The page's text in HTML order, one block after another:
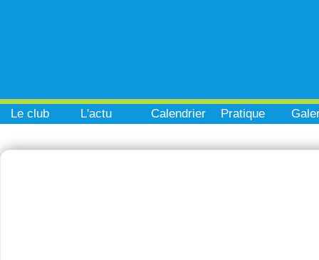
Le club L'actu Calendrier Pratique